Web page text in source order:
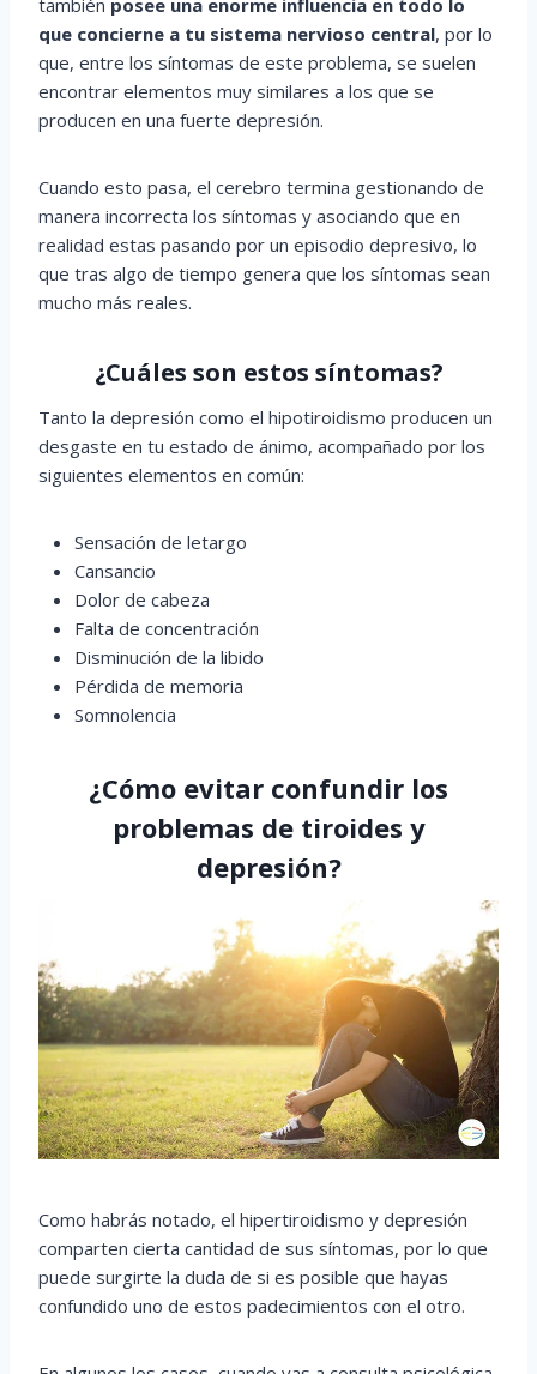
que concierne a tu sistema nervioso central, por lo
que, entre los síntomas de este problema, se suelen
encontrar elementos muy similares a los que se
producen en una fuerte depresión.
Cuando esto pasa, el cerebro termina gestionando de
manera incorrecta los síntomas y asociando que en
realidad estas pasando por un episodio depresivo, lo
que tras algo de tiempo genera que los síntomas sean
mucho más reales.
¿Cuáles son estos síntomas?
Tanto la depresión como el hipotiroidismo producen un
desgaste en tu estado de ánimo, acompañado por los
siguientes elementos en común:
Sensación de letargo
Cansancio
Dolor de cabeza
Falta de concentración
Disminución de la libido
Pérdida de memoria
Somnolencia
¿Cómo evitar confundir los
problemas de tiroides y
depresión?
Como habrás notado, el hipertiroidismo y depresión
comparten cierta cantidad de sus síntomas, por lo que
puede surgirte la duda de si es posible que hayas
confundido uno de estos padecimientos con el otro.